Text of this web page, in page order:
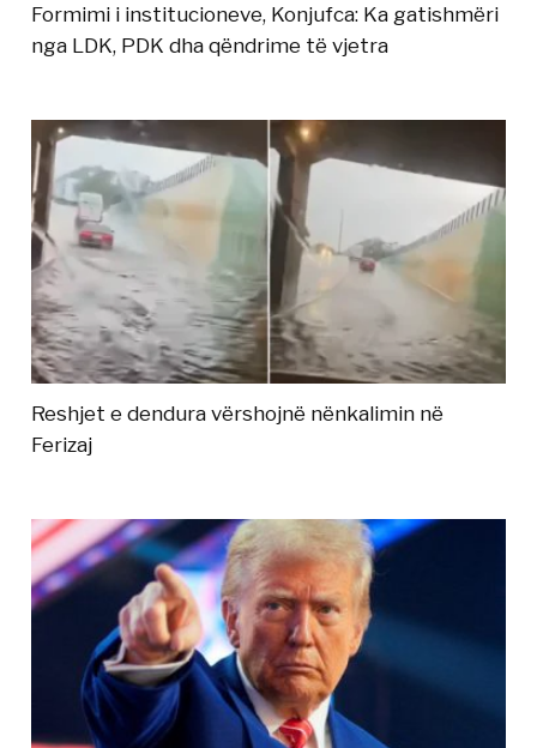
Formimi i institucioneve, Konjufca: Ka gatishmëri
nga LDK, PDK dha qëndrime të vjetra
Reshjet e dendura vërshojnë nënkalimin në
Ferizaj